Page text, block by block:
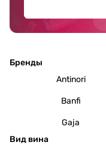
Бренды
Antinori
Banfi
Gaja
Вид вина